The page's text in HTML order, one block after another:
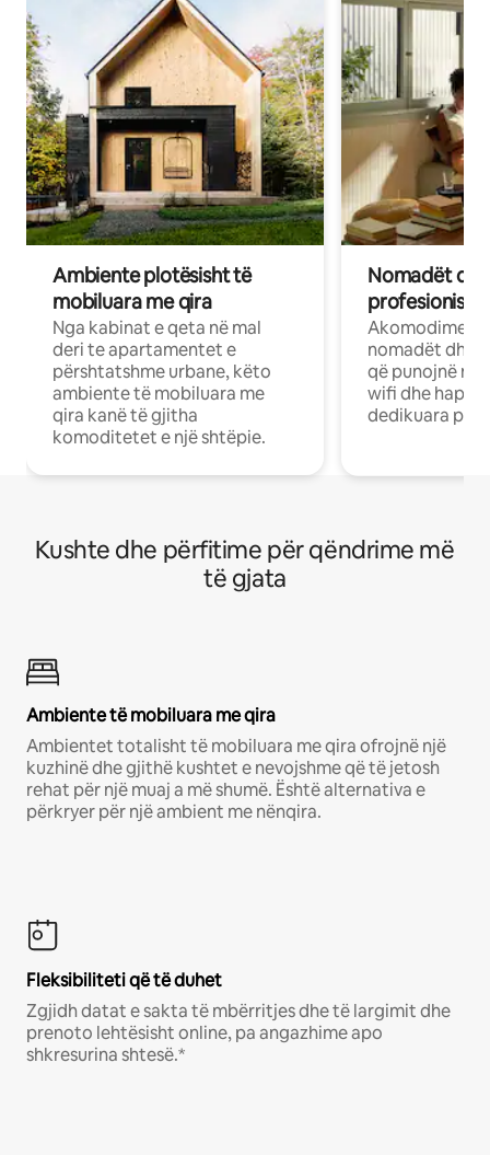
Ambiente plotësisht të
mobiluara me qira
Nga kabinat e qeta në mal
deri te apartamentet e
përshtatshme urbane, këto
ambiente të mobiluara me
qira kanë të gjitha
komoditetet e një shtëpie.
Nomadët
Akomodime
nomadët dhe
që punojnë në
wifi dhe
dedikuara
Kushte dhe përfitime për qëndrime më
të gjata
Ambiente të mobiluara me qira
Ambientet totalisht të mobiluara me qira ofrojnë një
kuzhinë dhe gjithë kushtet e nevojshme që të jetosh
rehat për një muaj a më shumë. Është alternativa e
përkryer për një ambient me nënqira.
Fleksibiliteti që të duhet
Zgjidh datat e sakta të mbërritjes dhe të largimit dhe
prenoto lehtësisht online, pa angazhime apo
shkresurina shtesë.*